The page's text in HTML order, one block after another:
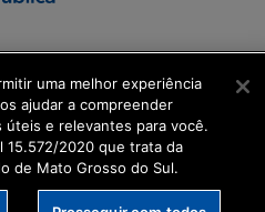
uma melhor experiência
ajudar a compreender
úteis e relevantes para você.
15.572/2020 que trata da
de Mato Grosso do Sul.